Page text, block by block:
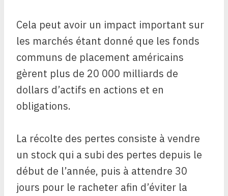
Cela peut avoir un impact important sur
les marchés étant donné que les fonds
communs de placement américains
gèrent plus de 20 000 milliards de
dollars d’actifs en actions et en
obligations.
La récolte des pertes consiste à vendre
un stock qui a subi des pertes depuis le
début de l’année, puis à attendre 30
jours pour le racheter afin d’éviter la